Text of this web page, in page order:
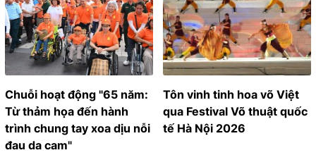
Chuỗi hoạt động "65 năm:
Từ thảm họa đến hành
trình chung tay xoa dịu nỗi
đau da cam"
Tôn vinh tinh hoa võ Việt
qua Festival Võ thuật quốc
tế Hà Nội 2026